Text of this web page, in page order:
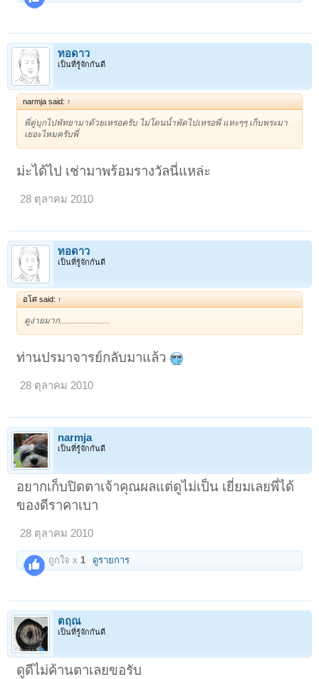
ทอดาว
เป็นที่รู้จักกันดี
narmja said: ↑
พี่ตู่บุกไปพัทยามาด้วยเหรอครับ ไม่โดนน้ำพัดไปเหรอพี่ แหะๆๆ เก็บพระมา
เยอะไหมครับพี่
ม่ะได้ไป เช่ามาพร้อมรางวัลนี่แหล่ะ
28 ตุลาคม 2010
ทอดาว
เป็นที่รู้จักกันดี
อโศ said: ↑
ดูง่ายมาก.......................
ท่านปรมาจารย์กลับมาแล้ว
28 ตุลาคม 2010
narmja
เป็นที่รู้จักกันดี
อยากเก็บปิดตาเจ้าคุณผลแต่ดูไม่เป็น เยี่ยมเลยพี่ได้
ของดีราคาเบา
28 ตุลาคม 2010
ถูกใจ x 1 ดูรายการ
ตฤณ
เป็นที่รู้จักกันดี
ดูดีไม่ค้านตาเลยขอรับ